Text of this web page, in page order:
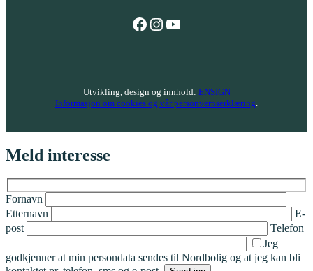
Følg oss på Facebook
Følg oss på Instagram
Følg oss på YouTube
Utvikling, design og innhold: ENSIGN
Informasjon om cookies og vår personvernserklæring
Meld interesse
Fornavn
Etternavn
E-
post
Telefon
Jeg
godkjenner at min persondata sendes til Nordbolig og at jeg kan bli